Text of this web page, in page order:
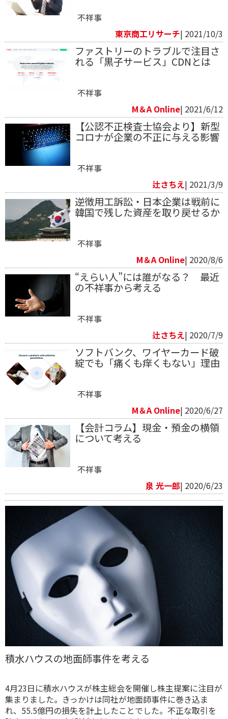
不祥事
東京商工リサーチ| 2021/10/3
ファストリーのトラブルで注目さ
れる「黒子サービス」CDNとは
不祥事
M＆A Online| 2021/6/12
【公認不正検査士協会より】新型
コロナが企業の不正に与える影響
不祥事
辻さちえ| 2021/3/9
逆徴用工訴訟・日本企業は戦前に
韓国で残した資産を取り戻せるか
不祥事
M＆A Online| 2020/8/6
“えらい人”には誰がなる？ 最近
の不祥事から考える
不祥事
辻さちえ| 2020/7/9
ソフトバンク、ワイヤーカード破
綻でも「痛くも痒くもない」理由
不祥事
M＆A Online| 2020/6/27
【会計コラム】現金・預金の横領
について考える
不祥事
泉 光一郎| 2020/6/23
積水ハウスの地面師事件を考える
4月23日に積水ハウスが株主総会を開催し株主提案に注目が
集まりました。きっかけは同社が地面師事件に巻き込ま
れ、55.5億円の損失を計上したことでした。不正な取引を